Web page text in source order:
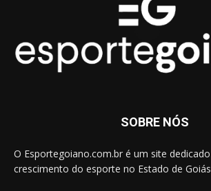
SOBRE NÓS
O Esportegoiano.com.br é um site
crescimento do esporte no Estado de